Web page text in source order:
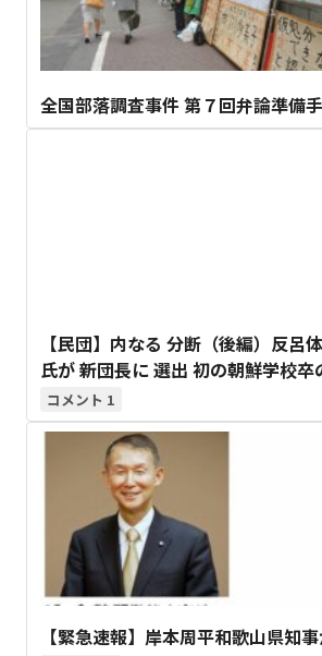
全国部落調査事件 第７回弁論準備
【民団】内なる 分断（後編）反呂
氏が 新団長に 選出 初の朝鮮学校卒
1
【緊急速報】岸本周平和歌山県知